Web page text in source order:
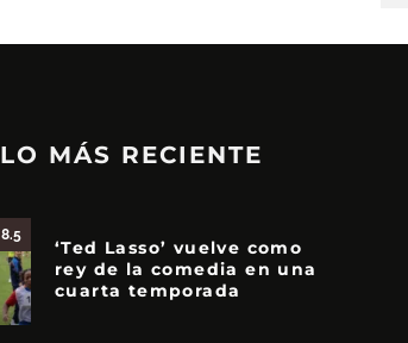
LO MÁS RECIENTE
8.5
‘Ted Lasso’ vuelve como
rey de la comedia en una
cuarta temporada